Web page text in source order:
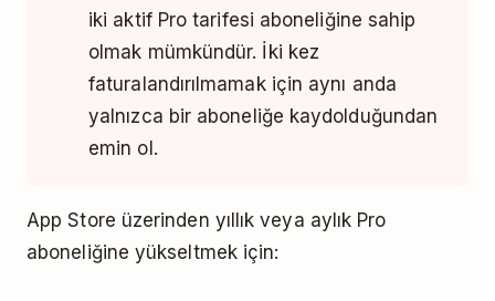
iki aktif Pro tarifesi aboneliğine sahip
olmak mümkündür. İki kez
faturalandırılmamak için aynı anda
yalnızca bir aboneliğe kaydolduğundan
emin ol.
App Store üzerinden yıllık veya aylık Pro
aboneliğine yükseltmek için: